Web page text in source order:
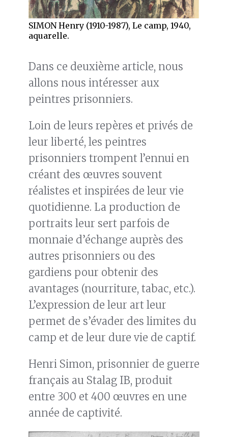
SIMON Henry (1910-1987), Le camp, 1940,
aquarelle.
Dans ce deuxième article, nous
allons nous intéresser aux
peintres prisonniers.
Loin de leurs repères et privés de
leur liberté, les peintres
prisonniers trompent l’ennui en
créant des œuvres souvent
réalistes et inspirées de leur vie
quotidienne. La production de
portraits leur sert parfois de
monnaie d’échange auprès des
autres prisonniers ou des
gardiens pour obtenir des
avantages (nourriture, tabac, etc.).
L’expression de leur art leur
permet de s’évader des limites du
camp et de leur dure vie de captif.
Henri Simon, prisonnier de guerre
français au Stalag IB, produit
entre 300 et 400 œuvres en une
année de captivité.